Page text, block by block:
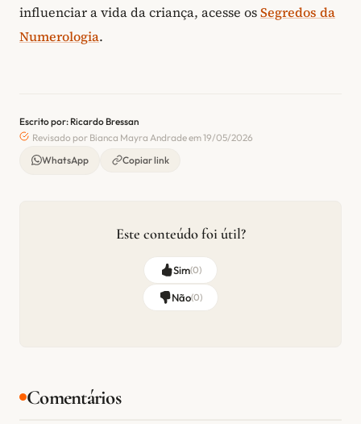
influenciar a vida da criança, acesse osSegredos da
Numerologia.
Escrito por: Ricardo Bressan
Revisado por Bianca Mayra Andrade em 19/05/2026
WhatsApp
Copiar link
Este conteúdo foi útil?
Sim(0)
Não(0)
Comentários